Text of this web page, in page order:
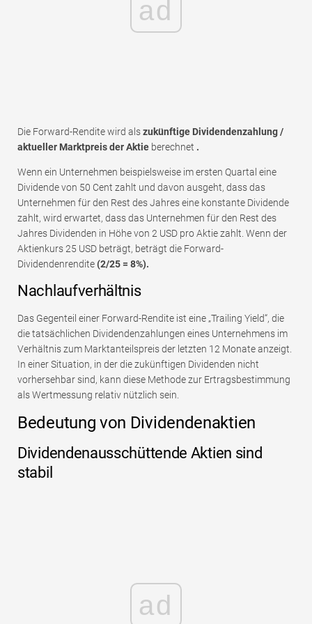
ad
Die Forward-Rendite wird alszukünftige Dividendenzahlung /
aktueller Marktpreis der Aktie berechnet .
Wenn ein Unternehmen beispielsweise im ersten Quartal eine
Dividende von 50 Cent zahlt und davon ausgeht, dass das
Unternehmen für den Rest des Jahres eine konstante Dividende
zahlt, wird erwartet, dass das Unternehmen für den Rest des
Jahres Dividenden in Höhe von 2 USD pro Aktie zahlt. Wenn der
Aktienkurs 25 USD beträgt, beträgt die Forward-
Dividendenrendite(2/25 = 8%).
Nachlaufverhältnis
Das Gegenteil einer Forward-Rendite ist eine „Trailing Yield“, die
die tatsächlichen Dividendenzahlungen eines Unternehmens im
Verhältnis zum Marktanteilspreis der letzten 12 Monate anzeigt.
In einer Situation, in der die zukünftigen Dividenden nicht
vorhersehbar sind, kann diese Methode zur Ertragsbestimmung
als Wertmessung relativ nützlich sein.
Bedeutung von Dividendenaktien
Dividendenausschüttende Aktien sind
stabil
ad